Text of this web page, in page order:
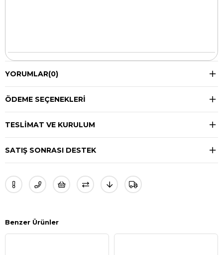
YORUMLAR(0)
ÖDEME SEÇENEKLERI
TESLIMAT VE KURULUM
SATIŞ SONRASI DESTEK
Benzer Ürünler